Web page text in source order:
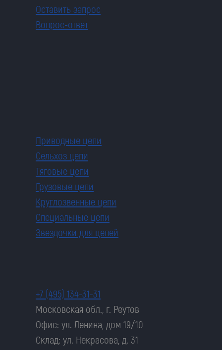
Оставить запрос
Вопрос-ответ
Приводные цепи
Сельхоз цепи
Тяговые цепи
Грузовые цепи
Круглозвенные цепи
Специальные цепи
Звездочки для цепей
+7 (495) 134-31-31
Московская обл., г. Реутов
Офис: ул. Ленина, дом 19/10
Склад: ул. Некрасова, д. 31